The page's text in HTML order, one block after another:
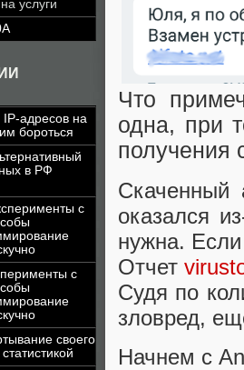
услуги
адресов на
бороться
в РФ
с
с
своего
Что
одна, при
получения
Скаченный
оказался
нужна.
Отчет
Судя по
зловред,
Начнем с